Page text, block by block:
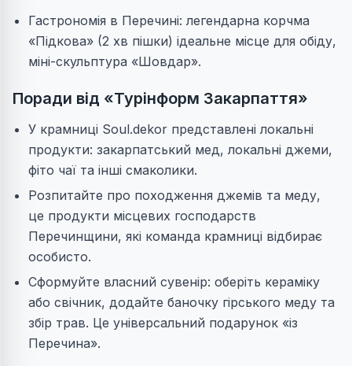
Гастрономія в Перечині: легендарна корчма
«Підкова» (2 хв пішки) ідеальне місце для обіду,
міні-скульптура «Шовдар».
Поради від «Турінформ Закарпаття»
У крамниці Soul.dekor представлені локальні
продукти: закарпатський мед, локальні джеми,
фіто чаї та інші смаколики.
Розпитайте про походження джемів та меду,
це продукти місцевих господарств
Перечинщини, які команда крамниці відбирає
особисто.
Сформуйте власний сувенір: оберіть кераміку
або свічник, додайте баночку гірського меду та
збір трав. Це універсальний подарунок «із
Перечина».